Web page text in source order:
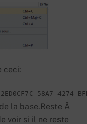
ceci:
58A7-4274-
la base.Reste Ã
voir si il ne reste